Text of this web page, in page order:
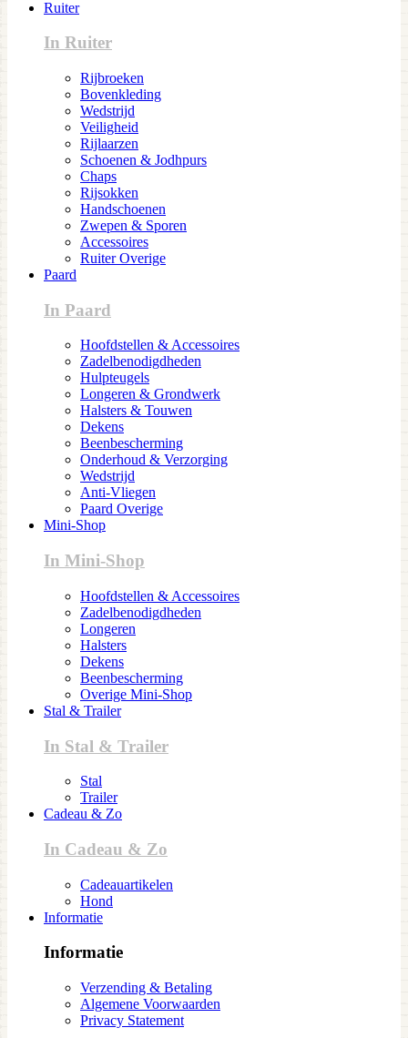
Ruiter
In Ruiter
Rijbroeken
Bovenkleding
Wedstrijd
Veiligheid
Rijlaarzen
Schoenen & Jodhpurs
Chaps
Rijsokken
Handschoenen
Zwepen & Sporen
Accessoires
Ruiter Overige
Paard
In Paard
Hoofdstellen & Accessoires
Zadelbenodigdheden
Hulpteugels
Longeren & Grondwerk
Halsters & Touwen
Dekens
Beenbescherming
Onderhoud & Verzorging
Wedstrijd
Anti-Vliegen
Paard Overige
Mini-Shop
In Mini-Shop
Hoofdstellen & Accessoires
Zadelbenodigdheden
Longeren
Halsters
Dekens
Beenbescherming
Overige Mini-Shop
Stal & Trailer
In Stal & Trailer
Stal
Trailer
Cadeau & Zo
In Cadeau & Zo
Cadeauartikelen
Hond
Informatie
Informatie
Verzending & Betaling
Algemene Voorwaarden
Privacy Statement